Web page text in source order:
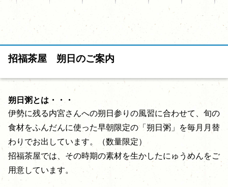
招福茶屋 朔日のご案内
朔日粥とは・・・
伊勢に残る内宮さんへの朔日参りの風習に合わせて、旬の
食材をふんだんに使った早朝限定の「朔日粥」を毎月月替
わりでお出しています。（数量限定）
招福茶屋では、その時期の素材を生かしたにゅうめんをご
用意しています。